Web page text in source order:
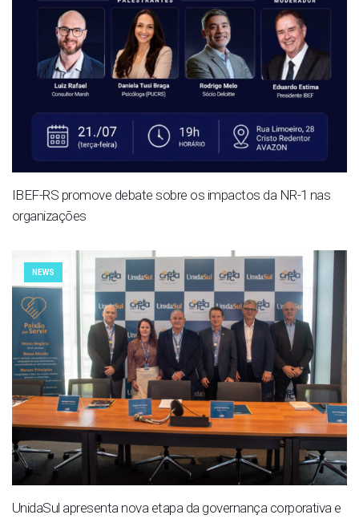
IBEF-RS promove debate sobre os impactos da NR-1 nas
organizações
NEWS
UnidaSul apresenta nova etapa da governança corporativa e